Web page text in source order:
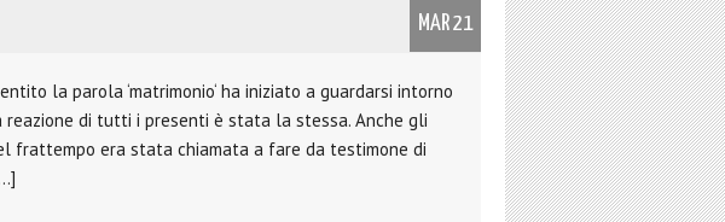
MAR 21
la parola ‘matrimonio‘ ha iniziato a guardarsi intorno
reazione di tutti i presenti è stata la stessa. Anche gli
frattempo era stata chiamata a fare da testimone di